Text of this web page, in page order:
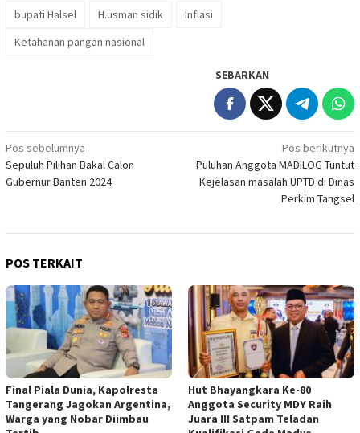
bupati Halsel H.usman sidik
Inflasi
Ketahanan pangan nasional
SEBARKAN
Navigasi
pos
Pos sebelumnya
Sepuluh Pilihan Bakal Calon
Gubernur Banten 2024
Pos berikutnya
Puluhan Anggota MADILOG Tuntut
Kejelasan masalah UPTD di Dinas
Perkim Tangsel
POS TERKAIT
Final Piala Dunia, Kapolresta
Tangerang Jagokan Argentina,
Warga yang Nobar Diimbau
Hut Bhayangkara Ke-80
Anggota Security MDY Raih
Juara III Satpam Teladan